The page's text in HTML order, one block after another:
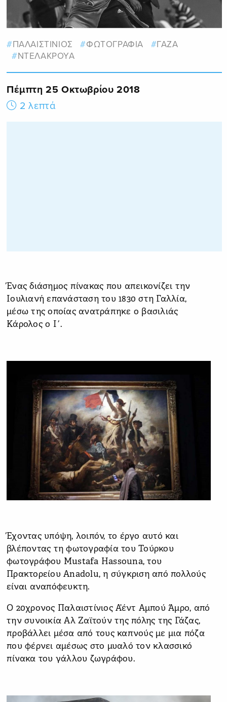
ΠΑΛΑΙΣΤΙΝΙΟΣ ΦΩΤΟΓΡΑΦΙΑ
ΓΑΖΑ
ΝΤΕΛΑΚΡΟΥΑ
Πέμπτη 25 Οκτωβρίου 2018
2 λεπτά
Ένας διάσημος πίνακας που απεικονίζει την
Ιουλιανή επανάσταση του 1830 στη Γαλλία,
μέσω της οποίας ανατράπηκε ο βασιλιάς
Κάρολος ο Ι΄.
Έχοντας υπόψη, λοιπόν, το έργο αυτό και
βλέποντας τη φωτογραφία του Τούρκου
φωτογράφου Mustafa Hassouna, του
Πρακτορείου Anadolu, η σύγκριση από πολλούς
είναι αναπόφευκτη.
Ο 20χρονος Παλαιστίνιος Α’έντ Αμπού Άμρο, από
την συνοικία Αλ Ζαϊτούν της πόλης της Γάζας,
προβάλλει μέσα από τους καπνούς με μια πόζα
που φέρνει αμέσως στο μυαλό τον κλασσικό
πίνακα του γάλλου ζωγράφου.